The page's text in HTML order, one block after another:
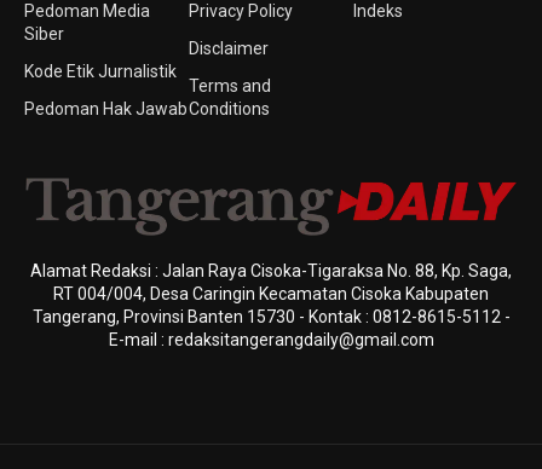
Pedoman Media
Siber
Kode Etik Jurnalistik
Pedoman Hak Jawab
Privacy Policy
Disclaimer
Terms and
Conditions
Indeks
Alamat Redaksi : Jalan Raya Cisoka-Tigaraksa No. 88, Kp. Saga,
RT 004/004, Desa Caringin Kecamatan Cisoka Kabupaten
Tangerang, Provinsi Banten 15730 - Kontak : 0812-8615-5112 -
E-mail : redaksitangerangdaily@gmail.com